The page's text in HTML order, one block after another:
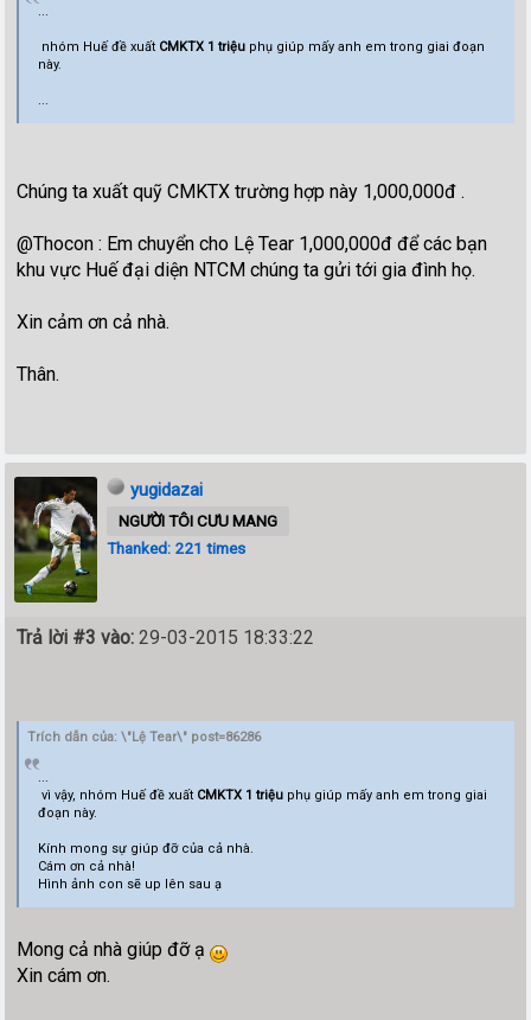
...
nhóm Huế đề xuất CMKTX 1 triệuphụ giúp mấy anh em trong giai đoạn
này.
...
Chúng ta xuất quỹ CMKTX trường hợp này 1,000,000đ .
@Thocon : Em chuyển cho Lệ Tear 1,000,000đ để các bạn
khu vực Huế đại diện NTCM chúng ta gửi tới gia đình họ.
Xin cảm ơn cả nhà.
Thân.
yugidazai
NGƯỜI TÔI CƯU MANG
Thanked: 221 times
Trả lời #3 vào: 29-03-2015 18:33:22
Trích dẫn của: \"Lệ Tear\" post=86286
...
vì vậy, nhóm Huế đề xuất CMKTX 1 triệuphụ giúp mấy anh em trong giai
đoạn này.
Kính mong sự giúp đỡ của cả nhà.
Cám ơn cả nhà!
Hình ảnh con sẽ up lên sau ạ
Mong cả nhà giúp đỡ ạ
Xin cám ơn.